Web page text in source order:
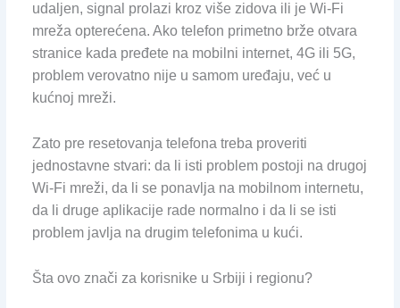
udaljen, signal prolazi kroz više zidova ili je Wi-Fi
mreža opterećena. Ako telefon primetno brže otvara
stranice kada pređete na mobilni internet, 4G ili 5G,
problem verovatno nije u samom uređaju, već u
kućnoj mreži.
Zato pre resetovanja telefona treba proveriti
jednostavne stvari: da li isti problem postoji na drugoj
Wi-Fi mreži, da li se ponavlja na mobilnom internetu,
da li druge aplikacije rade normalno i da li se isti
problem javlja na drugim telefonima u kući.
Šta ovo znači za korisnike u Srbiji i regionu?